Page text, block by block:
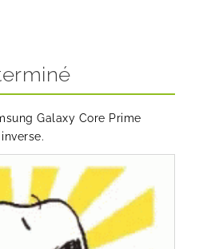
Galaxy Core Prime